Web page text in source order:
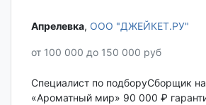
Апрелевка‎, ООО "ДЖЕЙКЕТ.РУ"
от 100 000 до 150 000 руб
Специалист по подборуСборщик
«Ароматный мир» 90 000 ₽